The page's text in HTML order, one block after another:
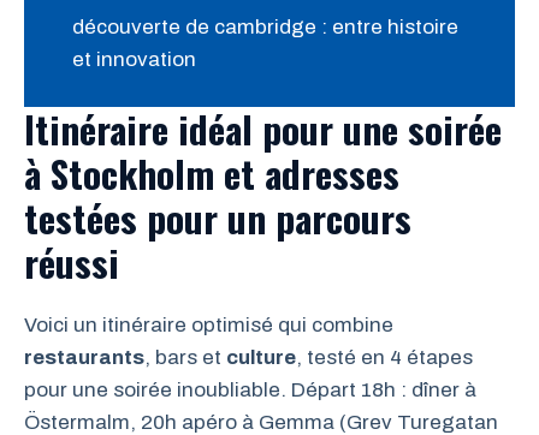
découverte de cambridge : entre histoire
et innovation
Itinéraire idéal pour une soirée
à Stockholm et adresses
testées pour un parcours
réussi
Voici un itinéraire optimisé qui combine
restaurants, bars et culture, testé en 4 étapes
pour une soirée inoubliable. Départ 18h : dîner à
Östermalm, 20h apéro à Gemma (Grev Turegatan